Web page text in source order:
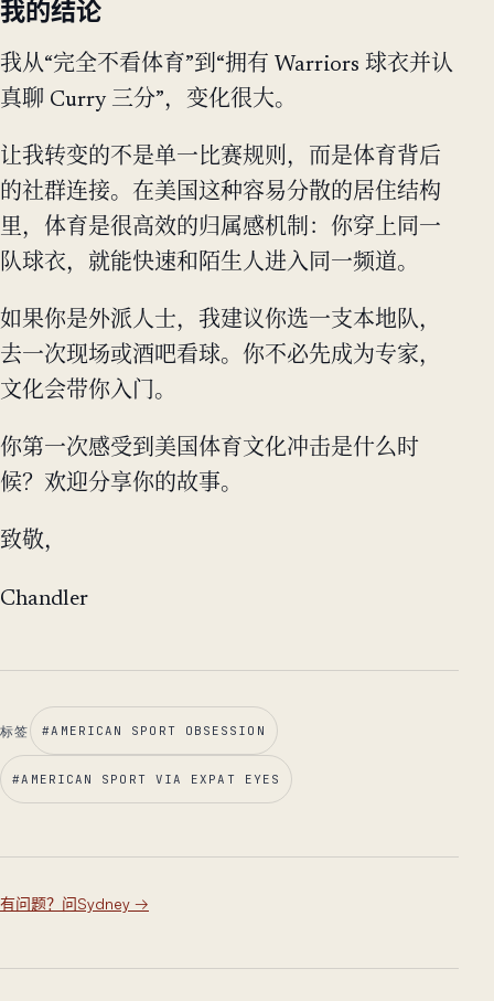
我的结论
我从“完全不看体育”到“拥有 Warriors 球衣并认
真聊 Curry 三分”，变化很大。
让我转变的不是单一比赛规则，而是体育背后
的社群连接。在美国这种容易分散的居住结构
里，体育是很高效的归属感机制：你穿上同一
队球衣，就能快速和陌生人进入同一频道。
如果你是外派人士，我建议你选一支本地队，
去一次现场或酒吧看球。你不必先成为专家，
文化会带你入门。
你第一次感受到美国体育文化冲击是什么时
候？欢迎分享你的故事。
致敬，
Chandler
标签 #AMERICAN SPORT OBSESSION
#AMERICAN SPORT VIA EXPAT EYES
有问题？问Sydney →